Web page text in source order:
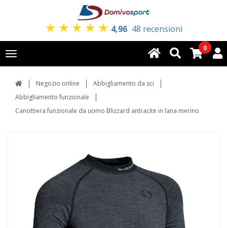
★ ★ ★ ★ ★ 4,96 48 recensioni
Toggle
navigation
0
Negozio online
Abbigliamento da sci
Abbigliamento funzionale
Canottiera funzionale da uomo Blizzard antracite in lana merino